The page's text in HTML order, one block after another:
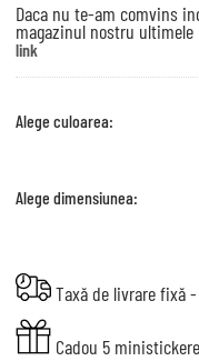
Daca nu te-am comvins
magazinul nostru
link
Alege culoarea:
Alege dimensiunea:
Taxă de livrare fixă -
Cadou 5